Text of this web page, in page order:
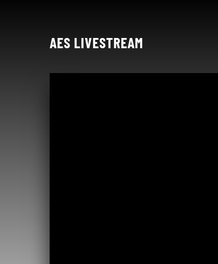
AES LIVESTREAM